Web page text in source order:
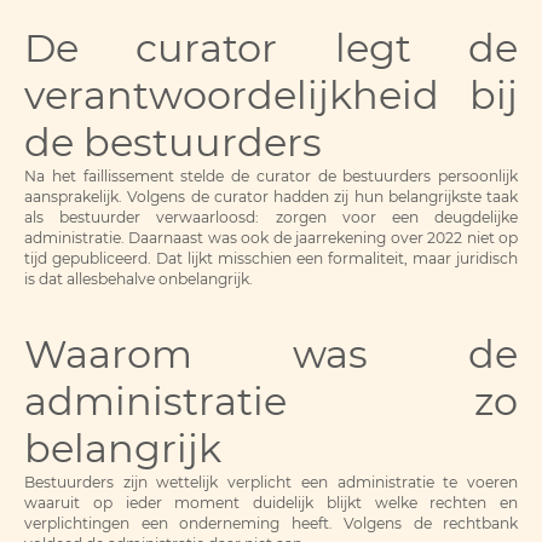
De curator legt de
verantwoordelijkheid bij
de bestuurders
Na het faillissement stelde de curator de bestuurders persoonlijk
aansprakelijk. Volgens de curator hadden zij hun belangrijkste taak
als bestuurder verwaarloosd: zorgen voor een deugdelijke
administratie. Daarnaast was ook de jaarrekening over 2022 niet op
tijd gepubliceerd. Dat lijkt misschien een formaliteit, maar juridisch
is dat allesbehalve onbelangrijk.
Waarom was de
administratie zo
belangrijk
Bestuurders zijn wettelijk verplicht een administratie te voeren
waaruit op ieder moment duidelijk blijkt welke rechten en
verplichtingen een onderneming heeft. Volgens de rechtbank